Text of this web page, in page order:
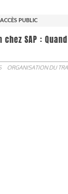
ACCÈS PUBLIC
SAP :
ORGANISATION DU